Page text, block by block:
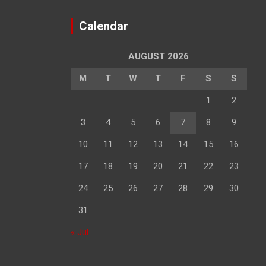
Calendar
AUGUST 2026
M T W T F S S
1 2
3 4 5 6 7 8 9
10 11 12 13 14 15 16
17 18 19 20 21 22 23
24 25 26 27 28 29 30
31
« Jul